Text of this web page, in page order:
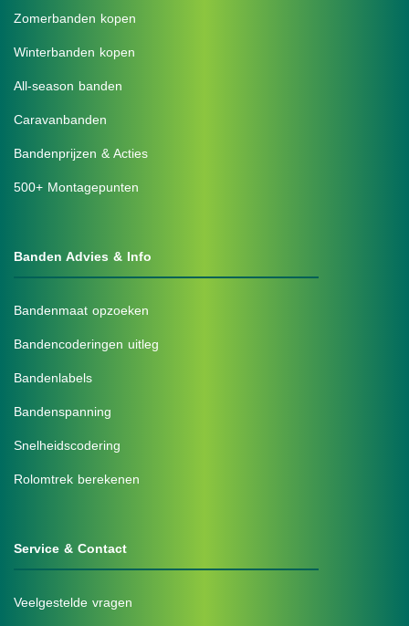
Zomerbanden kopen
Winterbanden kopen
All-season banden
Caravanbanden
Bandenprijzen & Acties
500+ Montagepunten
Banden Advies & Info
Bandenmaat opzoeken
Bandencoderingen uitleg
Bandenlabels
Bandenspanning
Snelheidscodering
Rolomtrek berekenen
Service & Contact
Veelgestelde vragen